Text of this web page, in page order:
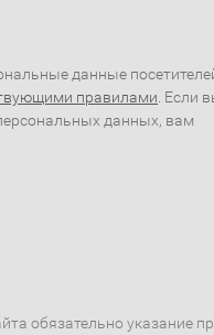
данные
правилами . Если
данных, вам
обязательно указание